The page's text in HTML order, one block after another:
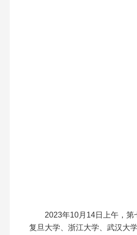
2023年10月14日上午，第
复旦大学、浙江大学、武汉大